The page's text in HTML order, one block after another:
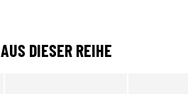
DIESER REIHE